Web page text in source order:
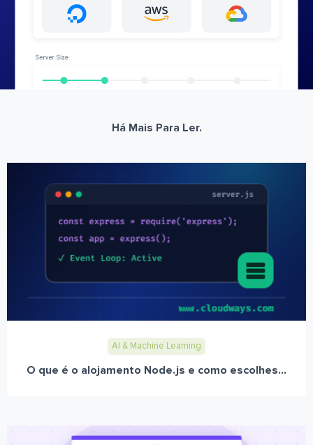
Há Mais Para Ler.
AI & Machine Learning
O que é o alojamento Node.js e como escolhes...